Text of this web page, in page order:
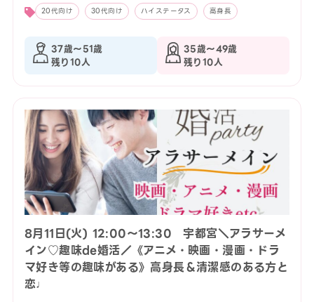
20代向け 30代向け ハイステータス 高身長
37歳〜51歳
残り10人
35歳〜49歳
残り10人
8月11日(火) 12:00〜13:30 宇都宮＼アラサーメ
イン♡趣味de婚活／《アニメ・映画・漫画・ドラ
マ好き等の趣味がある》高身長＆清潔感のある方と
恋♩